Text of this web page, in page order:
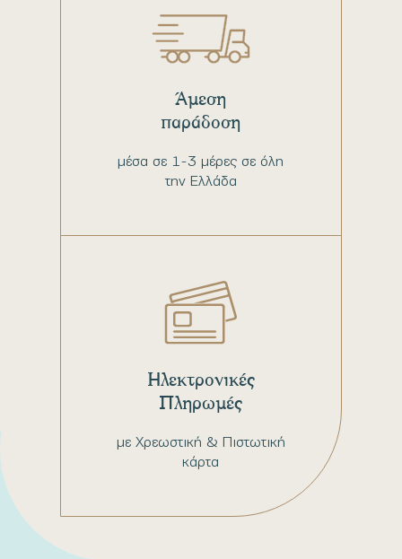
μέσα σε 1-3 μέρες σε όλη
την Ελλάδα
Άμεση
παράδοση
με Χρεωστική & Πιστωτική
κάρτα
Ηλεκτρονικές
Πληρωμές